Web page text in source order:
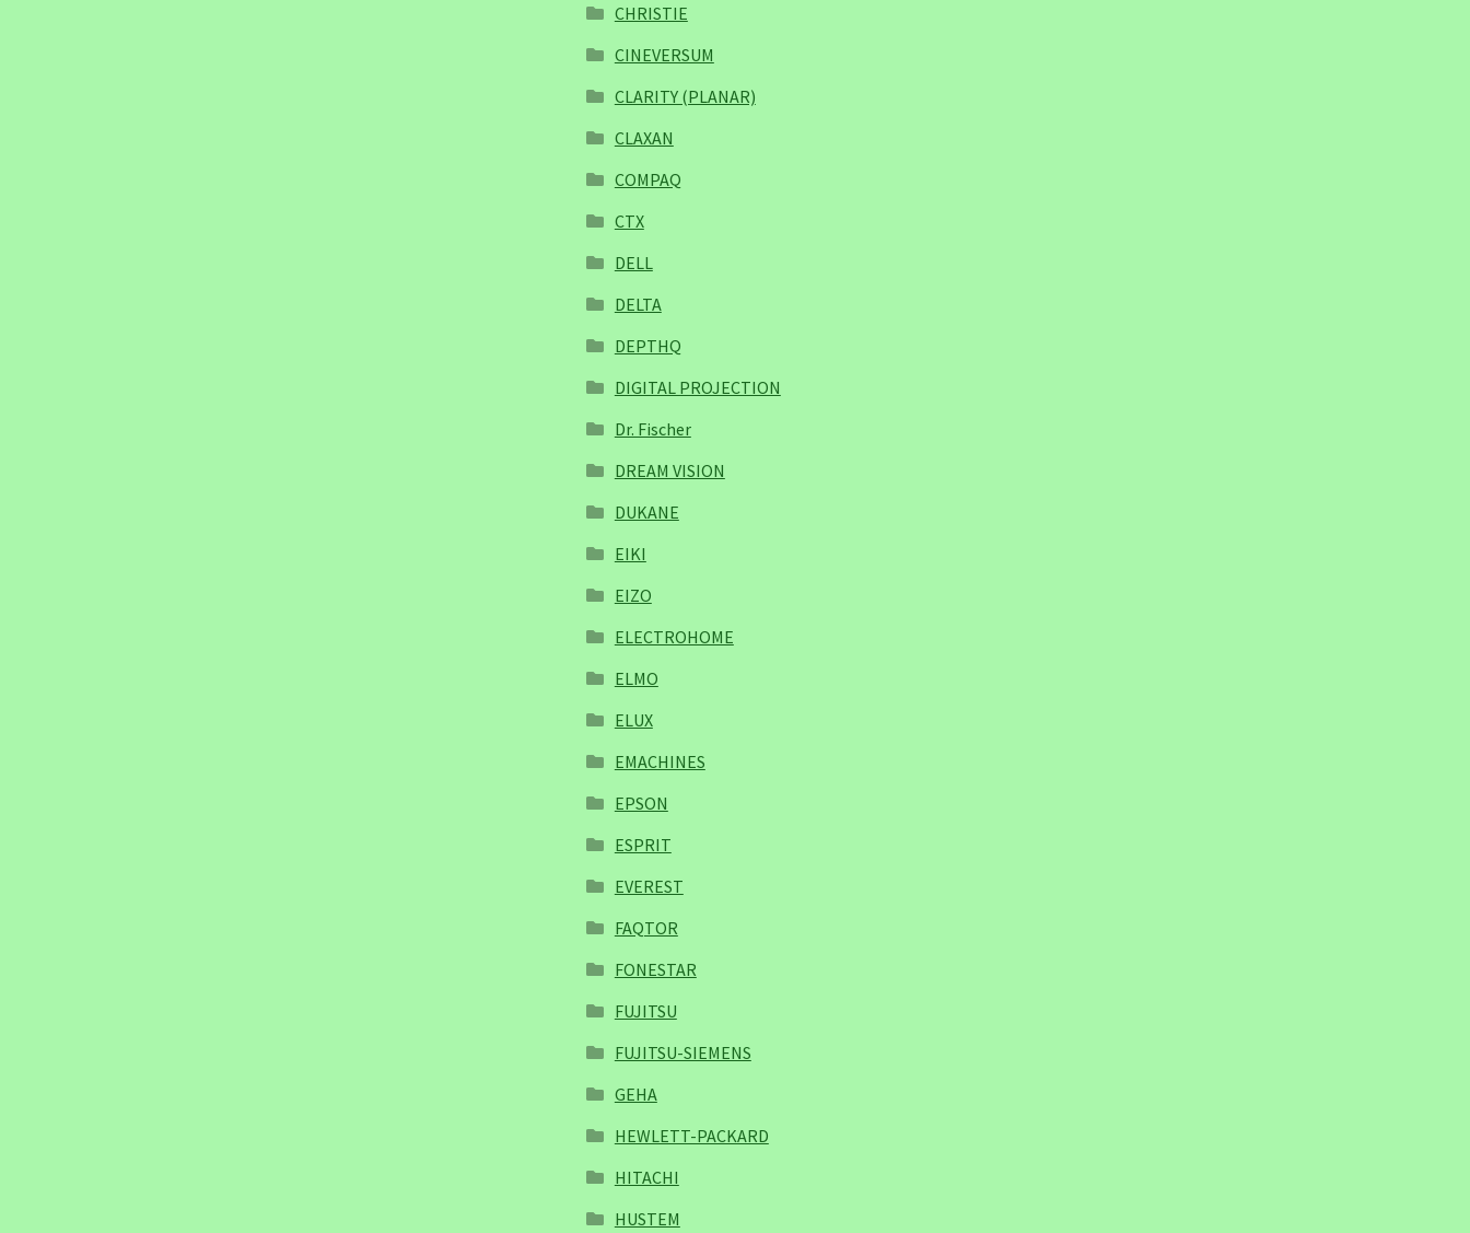
CHRISTIE
CINEVERSUM
CLARITY (PLANAR)
CLAXAN
COMPAQ
CTX
DELL
DELTA
DEPTHQ
DIGITAL PROJECTION
Dr. Fischer
DREAM VISION
DUKANE
EIKI
EIZO
ELECTROHOME
ELMO
ELUX
EMACHINES
EPSON
ESPRIT
EVEREST
FAQTOR
FONESTAR
FUJITSU
FUJITSU-SIEMENS
GEHA
HEWLETT-PACKARD
HITACHI
HUSTEM